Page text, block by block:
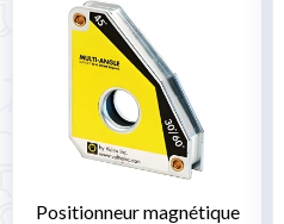
Positionneur magnétique